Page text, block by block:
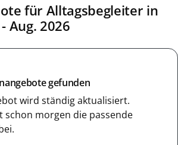
für Alltagsbegleiter in
Aug. 2026
gefunden
wird ständig aktualisiert.
schon morgen die passende